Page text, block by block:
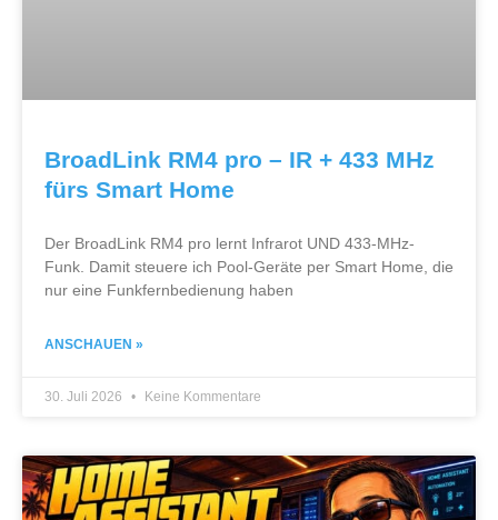
BroadLink RM4 pro – IR + 433 MHz
fürs Smart Home
Der BroadLink RM4 pro lernt Infrarot UND 433-MHz-
Funk. Damit steuere ich Pool-Geräte per Smart Home, die
nur eine Funkfernbedienung haben
ANSCHAUEN »
30. Juli 2026 Keine Kommentare